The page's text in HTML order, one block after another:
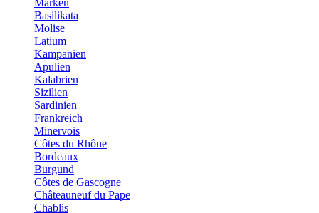
Marken
Basilikata
Molise
Latium
Kampanien
Apulien
Kalabrien
Sizilien
Sardinien
Frankreich
Minervois
Côtes du Rhône
Bordeaux
Burgund
Côtes de Gascogne
Châteauneuf du Pape
Chablis